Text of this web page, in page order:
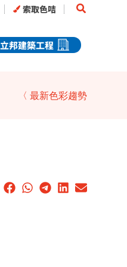
索取色咭 Search
立邦建築工程
〈 最新色彩趨勢